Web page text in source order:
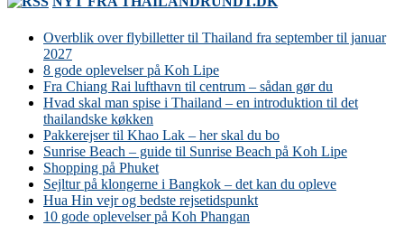
Overblik over flybilletter til Thailand fra september til januar
2027
8 gode oplevelser på Koh Lipe
Fra Chiang Rai lufthavn til centrum – sådan gør du
Hvad skal man spise i Thailand – en introduktion til det
thailandske køkken
Pakkerejser til Khao Lak – her skal du bo
Sunrise Beach – guide til Sunrise Beach på Koh Lipe
Shopping på Phuket
Sejltur på klongerne i Bangkok – det kan du opleve
Hua Hin vejr og bedste rejsetidspunkt
10 gode oplevelser på Koh Phangan